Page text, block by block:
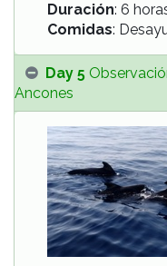
Duración: 6
Comidas:
Day 5
Ancones